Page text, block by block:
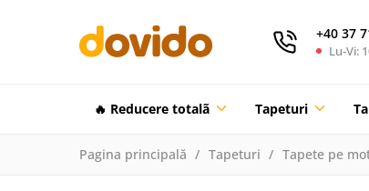
+40 37
Lu-Vi:
🔥 Reducere totalã Tapeturi
Pagina principală Tapeturi Tapete pe